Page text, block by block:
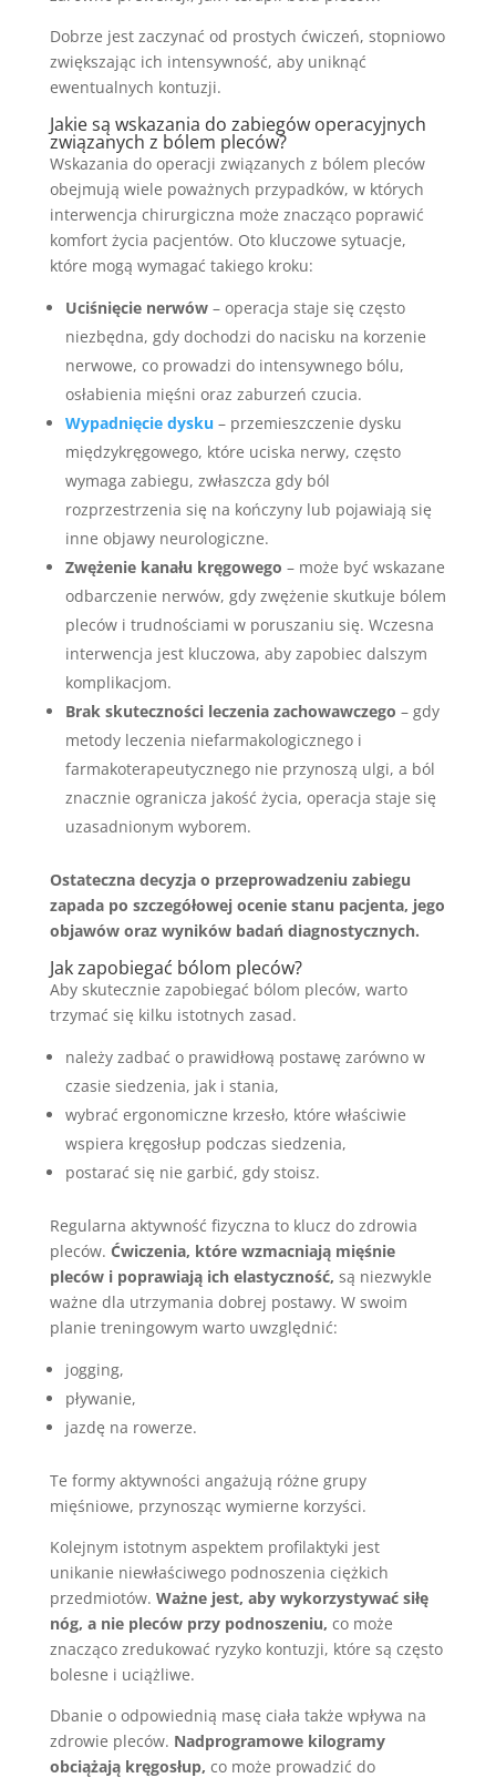
Dobrze jest zaczynać od prostych ćwiczeń, stopniowo
zwiększając ich intensywność, aby uniknąć
ewentualnych kontuzji.
Jakie są wskazania do zabiegów operacyjnych
związanych z bólem pleców?
Wskazania do operacji związanych z bólem pleców
obejmują wiele poważnych przypadków, w których
interwencja chirurgiczna może znacząco poprawić
komfort życia pacjentów. Oto kluczowe sytuacje,
które mogą wymagać takiego kroku:
Uciśnięcie nerwów– operacja staje się często
niezbędna, gdy dochodzi do nacisku na korzenie
nerwowe, co prowadzi do intensywnego bólu,
osłabienia mięśni oraz zaburzeń czucia.
Wypadnięcie dysku – przemieszczenie dysku
międzykręgowego, które uciska nerwy, często
wymaga zabiegu, zwłaszcza gdy ból
rozprzestrzenia się na kończyny lub pojawiają się
inne objawy neurologiczne.
Zwężenie kanału kręgowego – może być wskazane
odbarczenie nerwów, gdy zwężenie skutkuje bólem
pleców i trudnościami w poruszaniu się. Wczesna
interwencja jest kluczowa, aby zapobiec dalszym
komplikacjom.
Brak skuteczności leczenia zachowawczego – gdy
metody leczenia niefarmakologicznego i
farmakoterapeutycznego nie przynoszą ulgi, a ból
znacznie ogranicza jakość życia, operacja staje się
uzasadnionym wyborem.
Ostateczna decyzja o przeprowadzeniu zabiegu
zapada po szczegółowej ocenie stanu pacjenta, jego
objawów oraz wyników badań diagnostycznych.
Jak zapobiegać bólom pleców?
Aby skutecznie zapobiegać bólom pleców, warto
trzymać się kilku istotnych zasad.
należy zadbać o prawidłową postawę zarówno w
czasie siedzenia, jak i stania,
wybrać ergonomiczne krzesło, które właściwie
wspiera kręgosłup podczas siedzenia,
postarać się nie garbić, gdy stoisz.
Regularna aktywność fizyczna to klucz do zdrowia
pleców. Ćwiczenia, które wzmacniają mięśnie
pleców i poprawiają ich elastyczność, są niezwykle
ważne dla utrzymania dobrej postawy. W swoim
planie treningowym warto uwzględnić:
jogging,
pływanie,
jazdę na rowerze.
Te formy aktywności angażują różne grupy
mięśniowe, przynosząc wymierne korzyści.
Kolejnym istotnym aspektem profilaktyki jest
unikanie niewłaściwego podnoszenia ciężkich
przedmiotów. Ważne jest, aby wykorzystywać siłę
nóg, a nie pleców przy podnoszeniu, co może
znacząco zredukować ryzyko kontuzji, które są często
bolesne i uciążliwe.
Dbanie o odpowiednią masę ciała także wpływa na
zdrowie pleców. Nadprogramowe kilogramy
obciążają kręgosłup, co może prowadzić do